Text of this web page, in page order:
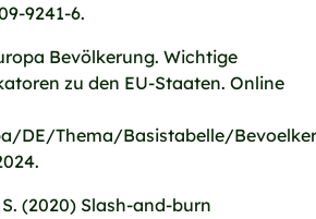
9241-6.
Bevölkerung. Wichtige
zu den EU-Staaten. Online
DE/Thema/Basistabelle/
(2020) Slash-and-burn